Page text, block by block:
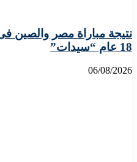
نتيجة مباراة مصر والصين
18 عام “سيدات”
06/08/2026